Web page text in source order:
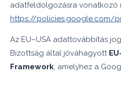
adatfeldolgozásra vonatkozó
https://policies.google.com/
Az EU–USA adattovábbítás
Bizottság által jóváhagyott
Framework, amelyhez a